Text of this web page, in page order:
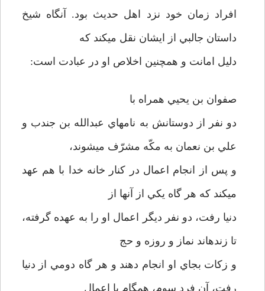
افراد زمان خود نزد اهل حديث بود. آنگاه شيخ
داستان جالبي از ايشان نقل مي­كند كه
دليل امانت و همچنين اخلاص او در عبادت است:
صفوان بن يحيي همراه با
دو نفر از دوستانش به نام­هاي عبدالله بن جندب و
علي بن نعمان به مكّه مشرّف مي­شوند،
و پس از انجام اعمال در كنار خانه خدا با هم عهد
مي­كند كه هر گاه يكي از آنها از
دنيا رفت، ‌دو نفر ديگر اعمال او را به عهده گرفته،
تا زنده­اند نماز و روزه و حج
و زكات بجاي او انجام دهند و هر گاه دومي از دنيا
رفت، آن فرد سوم، همگام با اعمال